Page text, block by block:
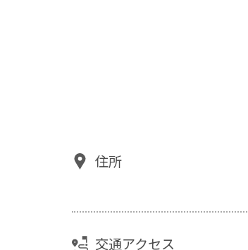
住所
交通アクセス